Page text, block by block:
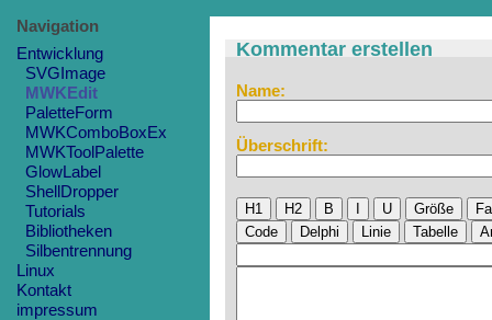
Navigation
Entwicklung
SVGImage
MWKEdit
PaletteForm
MWKComboBoxEx
MWKToolPalette
GlowLabel
ShellDropper
Tutorials
Bibliotheken
Silbentrennung
Linux
Kontakt
impressum
Kommentar erstellen
Name:
Überschrift:
H1 H2 B U Größe
Code
Delphi Linie Tabelle